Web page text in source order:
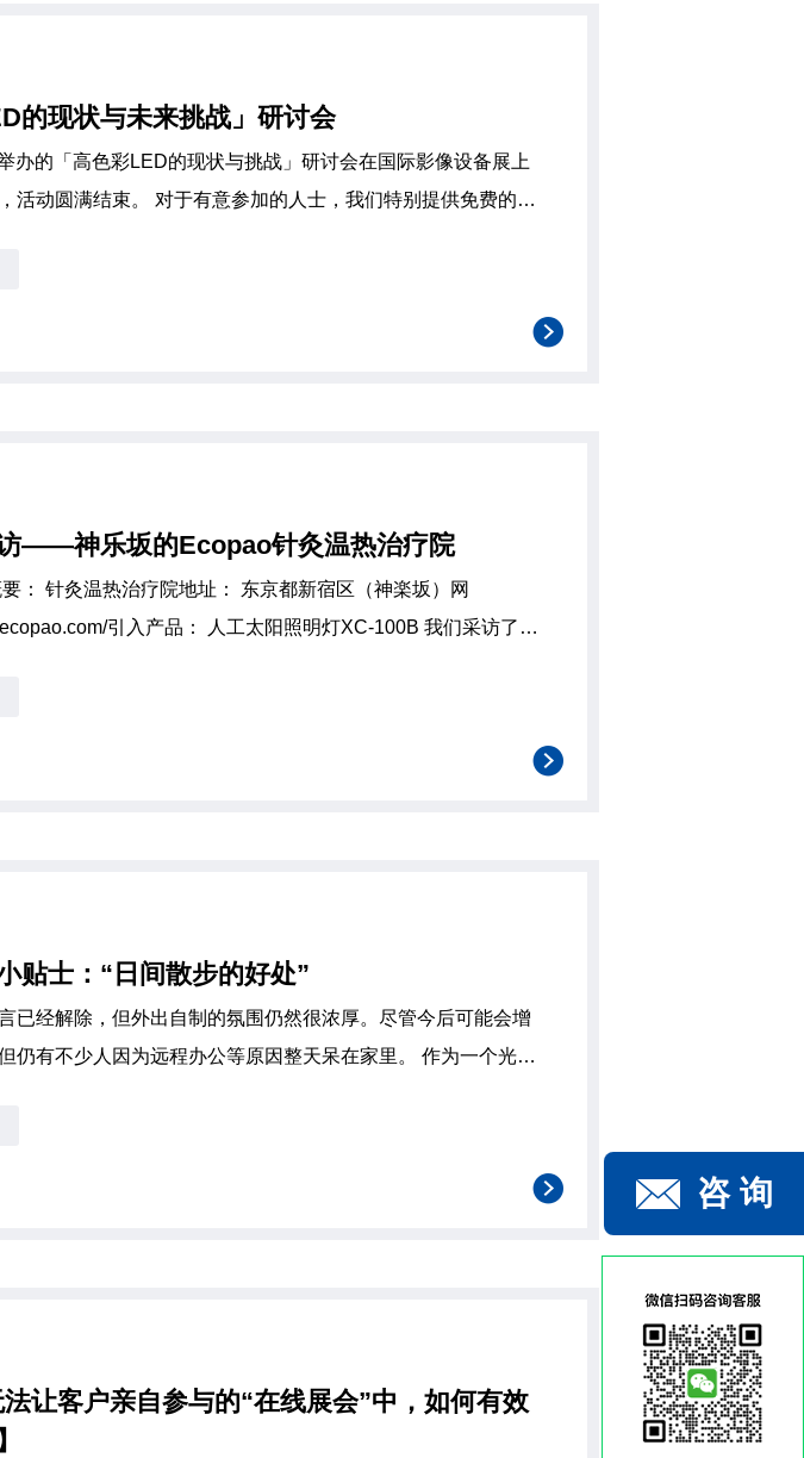
咨 询
的现状与未来挑战」研讨会
办的「高色彩LED的现状与挑战」研讨会在国际影像设备展上
意参加的人士，我们特别提供免费的个
——神乐坂的Ecopao针灸温热治疗院
引入产品： 人工太阳照明灯XC-100B 我们采访了神
家无极静功（拜师于薛永斌）指导员东洋针灸医学会会员日本
贴士：“日间散步的好处”
已经解除，但外出自制的氛围仍然很浓厚。尽管今后可能会增
不少人因为远程办公等原因整天呆在家里。 作为一个光的
通过暴露在阳光下产生在皮肤表面的有机化合物被称为维生素
法让客户亲自参与的“在线展会”中，如何有效